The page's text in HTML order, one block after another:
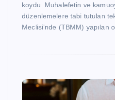
koydu. Muhalefetin ve
düzenlemelere tabi tutulan
Meclisi’nde (TBMM) yapılan